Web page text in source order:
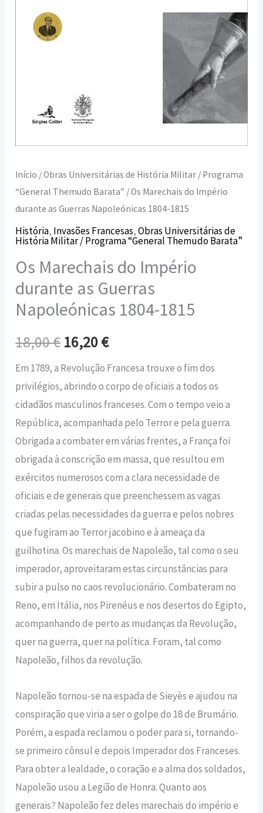
Início /Obras Universitárias de História Militar / Programa
“General Themudo Barata” / Os Marechais do Império
durante as Guerras Napoleónicas 1804-1815
História, Invasões Francesas,Obras Universitárias de
História Militar / Programa “General Themudo Barata”
Os Marechais do Império
durante as Guerras
Napoleónicas 1804-1815
18,00€ 16,20€
Em 1789, a Revolução Francesa trouxe o fim dos
privilégios, abrindo o corpo de oficiais a todos os
cidadãos masculinos franceses. Com o tempo veio a
República, acompanhada pelo Terror e pela guerra.
Obrigada a combater em várias frentes, a França foi
obrigada à conscrição em massa, que resultou em
exércitos numerosos com a clara necessidade de
oficiais e de generais que preenchessem as vagas
criadas pelas necessidades da guerra e pelos nobres
que fugiram ao Terror jacobino e à ameaça da
guilhotina. Os marechais de Napoleão, tal como o seu
imperador, aproveitaram estas circunstâncias para
subir a pulso no caos revolucionário. Combateram no
Reno, em Itália, nos Pirenéus e nos desertos do Egipto,
acompanhando de perto as mudanças da Revolução,
quer na guerra, quer na política. Foram, tal como
Napoleão, filhos da revolução.
Napoleão tornou-se na espada de Sieyès e ajudou na
conspiração que viria a ser o golpe do 18 de Brumário.
Porém, a espada reclamou o poder para si, tornando-
se primeiro cônsul e depois Imperador dos Franceses.
Para obter a lealdade, o coração e a alma dos soldados,
Napoleão usou a Legião de Honra. Quanto aos
generais? Napoleão fez deles marechais do império e
1815